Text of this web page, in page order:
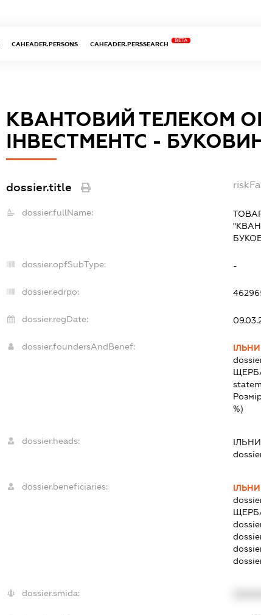
CAHEADER.PERSONS CAHEADER.PERSSEARCH
BETA
КВАНТОВИЙ ТЕЛЕКОМ
ІНВЕСТМЕНТС -
dossier.title
dossier.fullName:
dossier.opfSubType: -
dossier.edrpo:
dossier.regDate:
dossier.foundersAndBenef:
%)
dossier.heads:
dossier.beneficiaries:
dossier.smida: